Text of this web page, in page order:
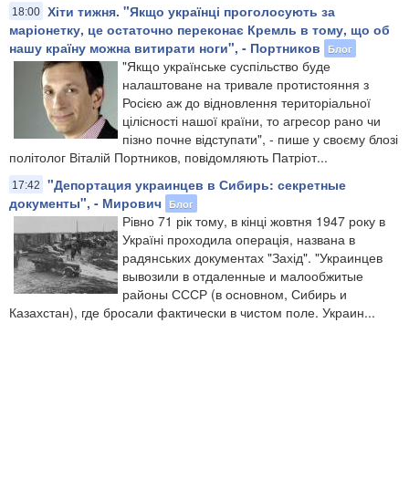
18:00 Хіти тижня. "Якщо українці проголосують за
маріонетку, це остаточно переконає Кремль в тому, що об
нашу країну можна витирати ноги", - Портников
Блог
"Якщо українське суспільство буде
налаштоване на тривале протистояння з
Росією аж до відновлення територіальної
цілісності нашої країни, то агресор рано чи
пізно почне відступати", - пише у своєму блозі
політолог Віталій Портников, повідомляють Патріот...
17:42
"Депортация украинцев в Сибирь: секретные
документы", - Мирович Блог
Рівно 71 рік тому, в кінці жовтня 1947 року в
Україні проходила операція, названа в
радянських документах "Захід". "Украинцев
вывозили в отдаленные и малообжитые
районы СССР (в основном, Сибирь и
Казахстан), где бросали фактически в чистом поле. Украин...